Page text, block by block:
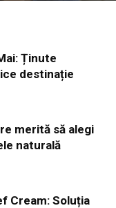
Ținute
destinație
merită să alegi
naturală
Cream: Soluția